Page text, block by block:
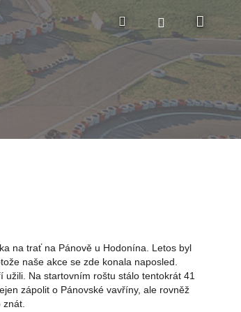
Hledat Přihlášení
na trať na Pánově u Hodonína. Letos byl
naše akce se zde konala naposled.
užili. Na startovním roštu stálo tentokrát 41
zápolit o Pánovské vavříny, ale rovněž
znát.